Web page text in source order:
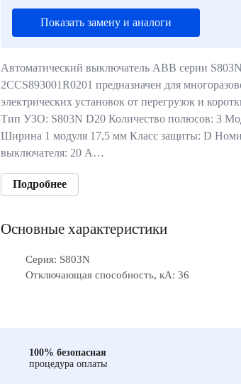
Показать замену и аналоги
Автоматический выключатель ABB серии S803N
2CCS893001R0201 предназначен для
электрических установок от перегрузок и
Тип УЗО: S803N D20 Количество полюсов: 3
Ширина 1 модуля 17,5 мм Класс защиты: D
выключателя: 20 А…
Подробнее
Основные характеристики
Серия: S803N
Отключающая способность, кА: 36
100% безопасная
процедура оплаты